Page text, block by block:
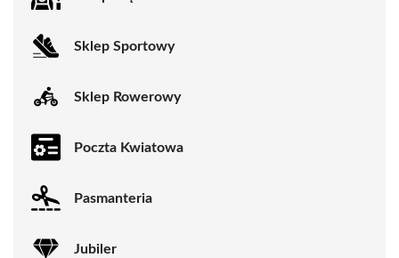
Sklep Sportowy
Sklep Rowerowy
Poczta Kwiatowa
Pasmanteria
Jubiler